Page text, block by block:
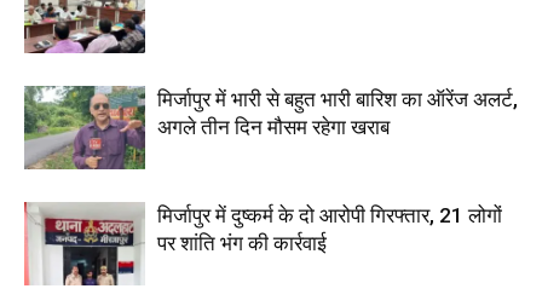
मिर्जापुर में भारी से बहुत भारी बारिश का ऑरेंज अलर्ट,
अगले तीन दिन मौसम रहेगा खराब
मिर्जापुर में दुष्कर्म के दो आरोपी गिरफ्तार, 21 लोगों
पर शांति भंग की कार्रवाई